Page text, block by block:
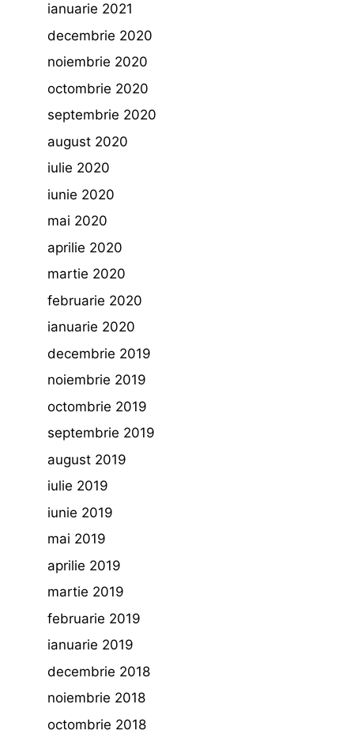
ianuarie 2021
decembrie 2020
noiembrie 2020
octombrie 2020
septembrie 2020
august 2020
iulie 2020
iunie 2020
mai 2020
aprilie 2020
martie 2020
februarie 2020
ianuarie 2020
decembrie 2019
noiembrie 2019
octombrie 2019
septembrie 2019
august 2019
iulie 2019
iunie 2019
mai 2019
aprilie 2019
martie 2019
februarie 2019
ianuarie 2019
decembrie 2018
noiembrie 2018
octombrie 2018